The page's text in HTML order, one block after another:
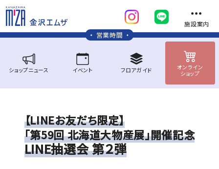
施設案内
営業時間
ショップニュース イベント フロアガイド
オンライン
ショップ
【LINEお友だち限定】
「第59回 北海道大物産展」開催記念
LINE抽選会第２弾